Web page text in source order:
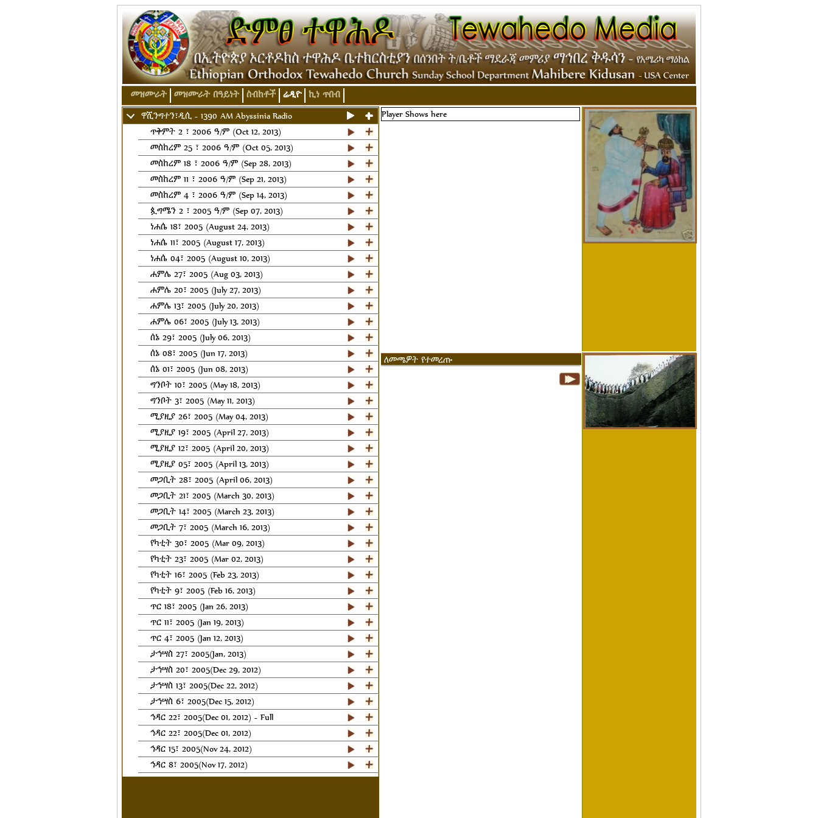
መዝሙራት መዝሙራት በዓይነት ስብከቶች ሬዲዮ
ኪነ ጥበብ
ዋሺንግተን፣ዲሲ - 1390 AM Abyssinia Radio
ጥቅምት 2 ፣ 2006 ዓ/ም (Oct 12, 2013)
መስከረም 25 ፣ 2006 ዓ/ም (Oct 05, 2013)
መስከረም 18 ፣ 2006 ዓ/ም (Sep 28, 2013)
መስከረም 11 ፣ 2006 ዓ/ም (Sep 21, 2013)
መስከረም 4 ፣ 2006 ዓ/ም (Sep 14, 2013)
ጷግሜን 2 ፣ 2005 ዓ/ም (Sep 07, 2013)
ነሐሴ 18፣ 2005 (August 24, 2013)
ነሐሴ 11፣ 2005 (August 17, 2013)
ነሐሴ 04፣ 2005 (August 10, 2013)
ሐምሌ 27፣ 2005 (Aug 03, 2013)
ሐምሌ 20፣ 2005 (July 27, 2013)
ሐምሌ 13፣ 2005 (July 20, 2013)
ሐምሌ 06፣ 2005 (July 13, 2013)
ሰኔ 29፣ 2005 (July 06, 2013)
ሰኔ 08፣ 2005 (Jun 17, 2013)
ሰኔ 01፣ 2005 (Jun 08, 2013)
ግንቦት 10፣ 2005 (May 18, 2013)
ግንቦት 3፣ 2005 (May 11, 2013)
ሚያዚያ 26፣ 2005 (May 04, 2013)
ሚያዚያ 19፣ 2005 (April 27, 2013)
ሚያዚያ 12፣ 2005 (April 20, 2013)
ሚያዚያ 05፣ 2005 (April 13, 2013)
መጋቢት 28፣ 2005 (April 06, 2013)
መጋቢት 21፣ 2005 (March 30, 2013)
መጋቢት 14፣ 2005 (March 23, 2013)
መጋቢት 7፣ 2005 (March 16, 2013)
የካቲት 30፣ 2005 (Mar 09, 2013)
የካቲት 23፣ 2005 (Mar 02, 2013)
የካቲት 16፣ 2005 (Feb 23, 2013)
የካቲት 9፣ 2005 (Feb 16, 2013)
ጥር 18፣ 2005 (Jan 26, 2013)
ጥር 11፣ 2005 (Jan 19, 2013)
ጥር 4፣ 2005 (Jan 12, 2013)
ታኅሣስ 27፣ 2005(Jan, 2013)
ታኅሣስ 20፣ 2005(Dec 29, 2012)
ታኅሣስ 13፣ 2005(Dec 22, 2012)
ታኅሣስ 6፣ 2005(Dec 15, 2012)
ኅዳር 22፣ 2005(Dec 01, 2012) - Full
ኅዳር 22፣ 2005(Dec 01, 2012)
ኅዳር 15፣ 2005(Nov 24, 2012)
ኅዳር 8፣ 2005(Nov 17, 2012)
ኅዳር 1፣ 2005(Nov 10, 2012)
Player Shows here
ለመጫዎት የተመረጡ